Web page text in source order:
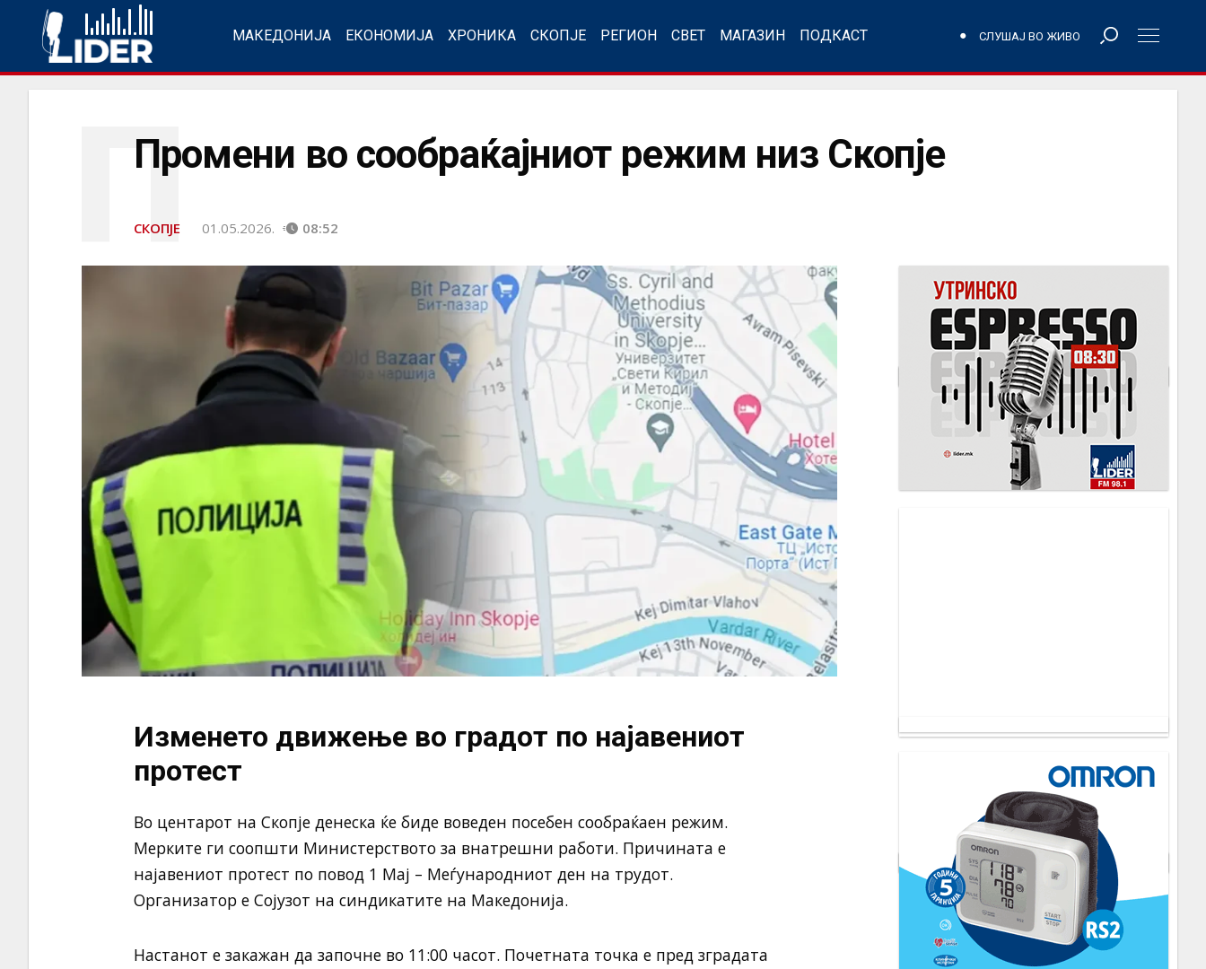
МАКЕДОНИЈА ЕКОНОМИЈА ХРОНИКА СКОПЈЕ РЕГИОН СВЕТ МАГАЗИН ПОДКАСТ СЛУШАЈ ВО ЖИВО
Промени во сообраќајниот режим низ Скопје
П
СКОПЈЕ 01.05.2026. 08:52
Изменето движење во градот по најавениот
протест
Во центарот на Скопје денеска ќе биде воведен посебен сообраќаен режим.
Мерките ги соопшти Министерството за внатрешни работи. Причината е
најавениот протест по повод 1 Мај – Меѓународниот ден на трудот.
Организатор е Сојузот на синдикатите на Македонија.
Настанот е закажан да започне во 11:00 часот. Почетната точка е пред зградата